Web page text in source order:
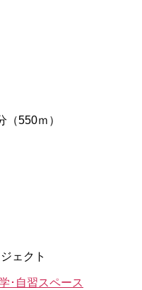
（550ｍ）
ェクト
･自習スペース